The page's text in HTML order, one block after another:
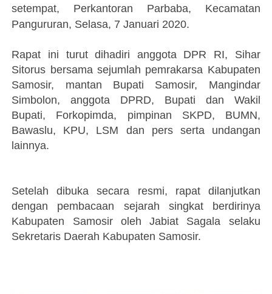
setempat, Perkantoran Parbaba, Kecamatan
Pangururan, Selasa, 7 Januari 2020.
Rapat ini turut dihadiri anggota DPR RI, Sihar
Sitorus bersama sejumlah pemrakarsa Kabupaten
Samosir, mantan Bupati Samosir, Mangindar
Simbolon, anggota DPRD, Bupati dan Wakil
Bupati, Forkopimda, pimpinan SKPD, BUMN,
Bawaslu, KPU, LSM dan pers serta undangan
lainnya.
Setelah dibuka secara resmi, rapat dilanjutkan
dengan pembacaan sejarah singkat berdirinya
Kabupaten Samosir oleh Jabiat Sagala selaku
Sekretaris Daerah Kabupaten Samosir.